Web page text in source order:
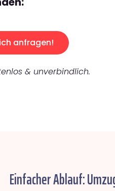
anfragen!
& unverbindlich.
Einfacher Ablauf: